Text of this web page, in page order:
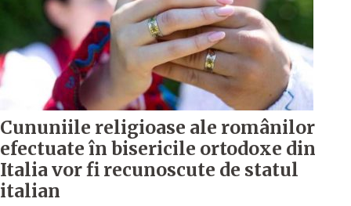
Cununiile religioase ale românilor
efectuate în bisericile ortodoxe din
Italia vor fi recunoscute de statul
italian